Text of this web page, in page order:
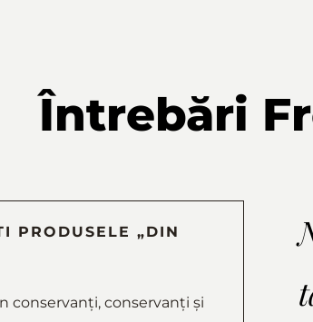
Întrebări
PRODUSELE „DIN
conservanți, conservanți și